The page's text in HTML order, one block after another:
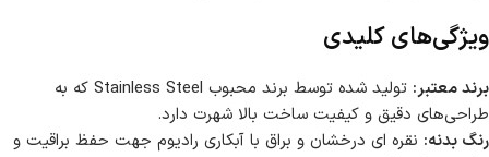
ویژگی‌های کلیدی
برند معتبر:
تولید شده توسط برند محبوب Stainless Steel که به
طراحی‌های دقیق و کیفیت ساخت بالا شهرت دارد.
رنگ بدنه: نقره ای درخشان و براق با آبکاری رادیوم جهت حفظ براقیت و